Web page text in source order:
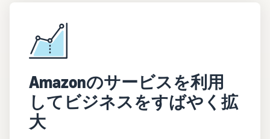
Amazonのサービスを利用
してビジネスをすばやく拡
大